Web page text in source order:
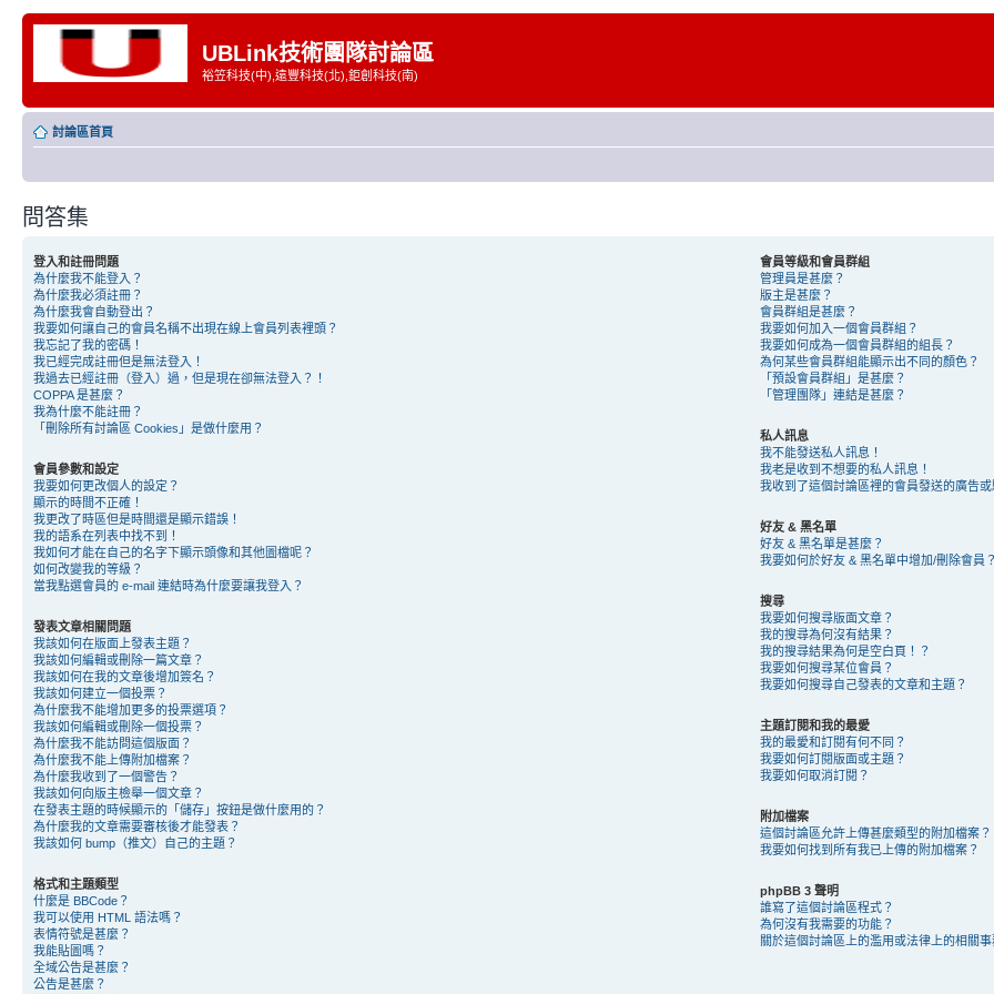
UBLink技術團隊討論區
裕笠科技(中),遠豐科技(北),鉅創科技(南)
討論區首頁
問答集
登入和註冊問題
為什麼我不能登入？
為什麼我必須註冊？
為什麼我會自動登出？
我要如何讓自己的會員名稱不出現在線上會員列表裡頭？
我忘記了我的密碼！
我已經完成註冊但是無法登入！
我過去已經註冊（登入）過，但是現在卻無法登入？！
COPPA 是甚麼？
我為什麼不能註冊？
「刪除所有討論區 Cookies」是做什麼用？
會員參數和設定
我要如何更改個人的設定？
顯示的時間不正確！
我更改了時區但是時間還是顯示錯誤！
我的語系在列表中找不到！
我如何才能在自己的名字下顯示頭像和其他圖檔呢？
如何改變我的等級？
當我點選會員的 e-mail 連結時為什麼要讓我登入？
發表文章相關問題
我該如何在版面上發表主題？
我該如何編輯或刪除一篇文章？
我該如何在我的文章後增加簽名？
我該如何建立一個投票？
為什麼我不能增加更多的投票選項？
我該如何編輯或刪除一個投票？
為什麼我不能訪問這個版面？
為什麼我不能上傳附加檔案？
為什麼我收到了一個警告？
我該如何向版主檢舉一個文章？
在發表主題的時候顯示的「儲存」按鈕是做什麼用的？
為什麼我的文章需要審核後才能發表？
我該如何 bump（推文）自己的主題？
格式和主題類型
什麼是 BBCode？
我可以使用 HTML 語法嗎？
表情符號是甚麼？
我能貼圖嗎？
全域公告是甚麼？
公告是甚麼？
會員等級和會員群組
管理員是甚麼？
版主是甚麼？
會員群組是甚麼？
我要如何加入一個會員群組？
我要如何成為一個會員群組的組長？
為何某些會員群組能顯示出不同的顏色？
「預設會員群組」是甚麼？
「管理團隊」連結是甚麼？
私人訊息
我不能發送私人訊息！
我老是收到不想要的私人訊息！
我收到了這個討論區裡的會員發送的廣告或
好友 & 黑名單
好友 & 黑名單是甚麼？
我要如何於好友 & 黑名單中增加/刪除會員？
搜尋
我要如何搜尋版面文章？
我的搜尋為何沒有結果？
我的搜尋結果為何是空白頁！？
我要如何搜尋某位會員？
我要如何搜尋自己發表的文章和主題？
主題訂閱和我的最愛
我的最愛和訂閱有何不同？
我要如何訂閱版面或主題？
我要如何取消訂閱？
附加檔案
這個討論區允許上傳甚麼類型的附加檔案？
我要如何找到所有我已上傳的附加檔案？
phpBB 3 聲明
誰寫了這個討論區程式？
為何沒有我需要的功能？
關於這個討論區上的濫用或法律上的相關